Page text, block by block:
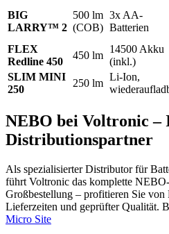
BIG
LARRY™ 2
500 lm
(COB)
3x AA-
Batterien
FLEX
Redline 450
450 lm
14500 Akku
(inkl.)
SLIM MINI
250
250 lm
Li-Ion,
NEBO bei Voltronic
Distributionspartner
Als spezialisierter Distributor für
führt Voltronic das komplette
Großbestellung – profitieren Sie von
Lieferzeiten und geprüfter Qualität.
Micro Site